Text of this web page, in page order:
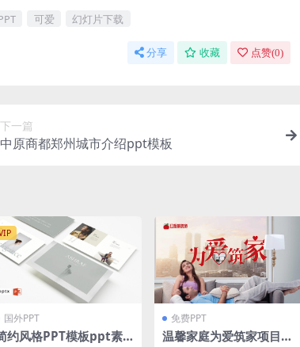
可爱 幻灯片下载
分享 收藏 点赞(0)
下一篇
中原商都郑州城市介绍ppt模板
国外PPT
约风格PPT模板ppt素
免费PPT
温馨家庭为爱筑家项目路